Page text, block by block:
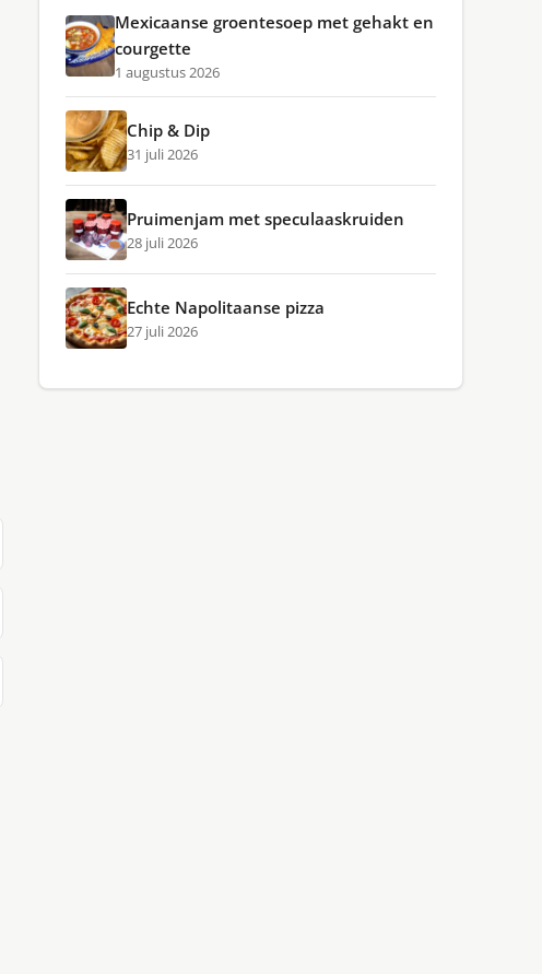
Mexicaanse groentesoep met gehakt en
courgette
1 augustus 2026
Chip & Dip
31 juli 2026
Pruimenjam met speculaaskruiden
28 juli 2026
Echte Napolitaanse pizza
27 juli 2026